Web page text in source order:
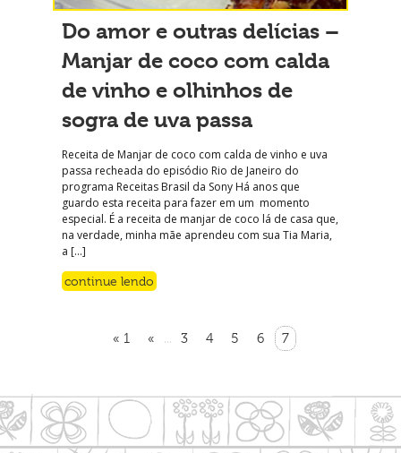
Do amor e outras delícias –
Manjar de coco com calda
de vinho e olhinhos de
sogra de uva passa
Receita de Manjar de coco com calda de vinho e uva
passa recheada do episódio Rio de Janeiro do
programa Receitas Brasil da Sony Há anos que
guardo esta receita para fazer em um momento
especial. É a receita de manjar de coco lá de casa que,
na verdade, minha mãe aprendeu com sua Tia Maria,
a […]
continue lendo
« 1 « ... 3 4 5 6 7